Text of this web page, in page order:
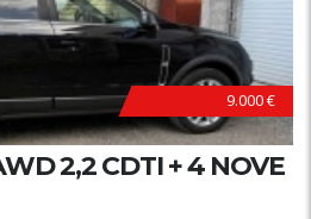
9.000 €
2,2 CDTI + 4 NOVE